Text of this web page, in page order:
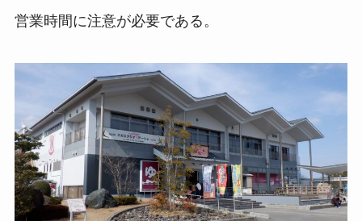
営業時間に注意が必要である。